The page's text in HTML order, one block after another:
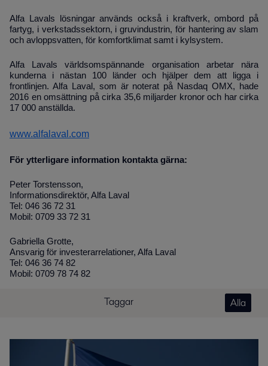
Alfa Lavals lösningar används också i kraftverk, ombord på
fartyg, i verkstadssektorn, i gruvindustrin, för hantering av slam
och avloppsvatten, för komfortklimat samt i kylsystem.
Alfa Lavals världsomspännande organisation arbetar nära
kunderna i nästan 100 länder och hjälper dem att ligga i
frontlinjen. Alfa Laval, som är noterat på Nasdaq OMX, hade
2016 en omsättning på cirka 35,6 miljarder kronor och har cirka
17 000 anställda.
www.alfalaval.com
För ytterligare information kontakta gärna:
Peter Torstensson,
Informationsdirektör, Alfa Laval
Tel: 046 36 72 31
Mobil: 0709 33 72 31
Gabriella Grotte,
Ansvarig för investerarrelationer, Alfa Laval
Tel: 046 36 74 82
Mobil: 0709 78 74 82
Taggar Alla